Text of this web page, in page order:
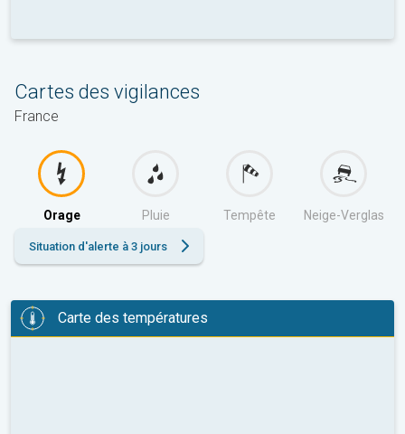
Cartes des vigilances
France
Orage Pluie Tempête Neige-Verglas
Situation d'alerte à 3 jours
Carte des températures